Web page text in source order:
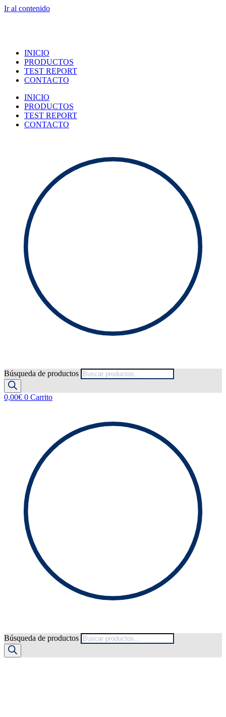
Ir al contenido
INICIO
PRODUCTOS
TEST REPORT
CONTACTO
INICIO
PRODUCTOS
TEST REPORT
CONTACTO
Búsqueda de productos
0,00€ 0 Carrito
Búsqueda de productos